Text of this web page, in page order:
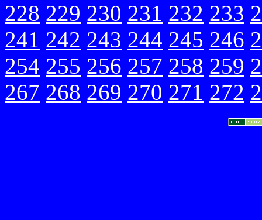
228 229 230 231 232 233
241 242 243 244 245 246
254 255 256 257 258 259
267 268 269 270 271 272